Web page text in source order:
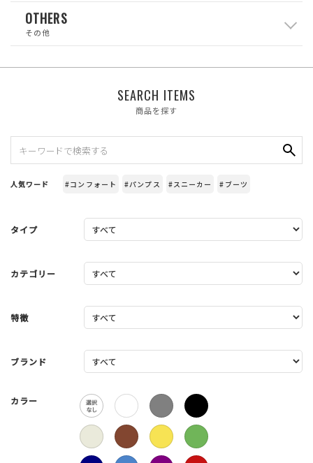
OTHERS
その他
SEARCH ITEMS
商品を探す
人気ワード #コンフォート #パンプス #スニーカー #ブーツ
タイプ
カテゴリー
特徴
ブランド
カラー